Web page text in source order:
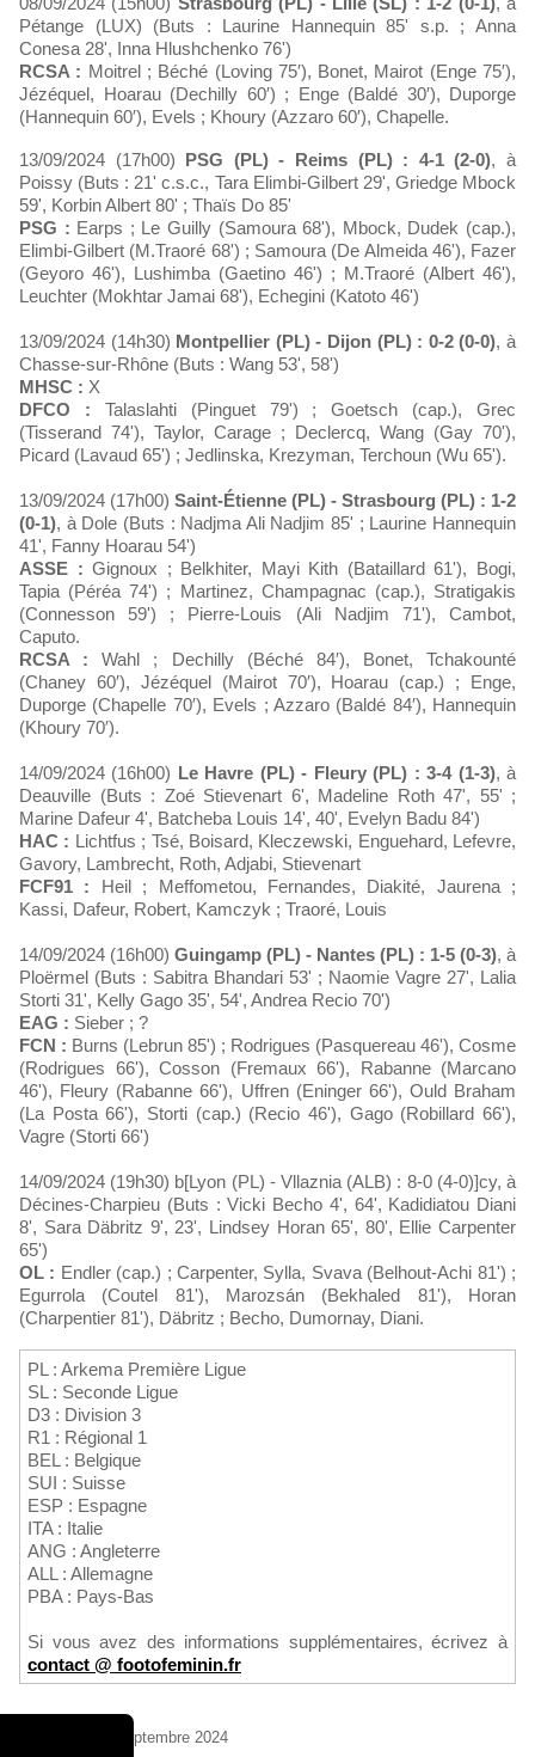
Pétange (LUX) (Buts : Laurine Hannequin 85' s.p. ; Anna
Conesa 28', Inna Hlushchenko 76')
RCSA : Moitrel ; Béché (Loving 75′), Bonet, Mairot (Enge 75′),
Jézéquel, Hoarau (Dechilly 60′) ; Enge (Baldé 30′), Duporge
(Hannequin 60′), Evels ; Khoury (Azzaro 60′), Chapelle.
13/09/2024 (17h00) PSG (PL) - Reims (PL) : 4-1 (2-0), à
Poissy (Buts : 21' c.s.c., Tara Elimbi-Gilbert 29', Griedge Mbock
59', Korbin Albert 80' ; Thaïs Do 85'
PSG : Earps ; Le Guilly (Samoura 68'), Mbock, Dudek (cap.),
Elimbi-Gilbert (M.Traoré 68') ; Samoura (De Almeida 46'), Fazer
(Geyoro 46'), Lushimba (Gaetino 46') ; M.Traoré (Albert 46'),
Leuchter (Mokhtar Jamai 68'), Echegini (Katoto 46')
13/09/2024 (14h30) Montpellier (PL) - Dijon (PL) : 0-2 (0-0), à
Chasse-sur-Rhône (Buts : Wang 53', 58')
MHSC : X
DFCO : Talaslahti (Pinguet 79') ; Goetsch (cap.), Grec
(Tisserand 74'), Taylor, Carage ; Declercq, Wang (Gay 70'),
Picard (Lavaud 65') ; Jedlinska, Krezyman, Terchoun (Wu 65').
13/09/2024 (17h00) Saint-Étienne (PL) - Strasbourg (PL) : 1-2
(0-1), à Dole (Buts : Nadjma Ali Nadjim 85' ; Laurine Hannequin
41', Fanny Hoarau 54')
ASSE : Gignoux ; Belkhiter, Mayi Kith (Bataillard 61'), Bogi,
Tapia (Péréa 74') ; Martinez, Champagnac (cap.), Stratigakis
(Connesson 59') ; Pierre-Louis (Ali Nadjim 71'), Cambot,
Caputo.
RCSA : Wahl ; Dechilly (Béché 84′), Bonet, Tchakounté
(Chaney 60′), Jézéquel (Mairot 70′), Hoarau (cap.) ; Enge,
Duporge (Chapelle 70′), Evels ; Azzaro (Baldé 84′), Hannequin
(Khoury 70′).
14/09/2024 (16h00) Le Havre (PL) - Fleury (PL) : 3-4 (1-3), à
Deauville (Buts : Zoé Stievenart 6', Madeline Roth 47', 55' ;
Marine Dafeur 4', Batcheba Louis 14', 40', Evelyn Badu 84')
HAC : Lichtfus ; Tsé, Boisard, Kleczewski, Enguehard, Lefevre,
Gavory, Lambrecht, Roth, Adjabi, Stievenart
FCF91 : Heil ; Meffometou, Fernandes, Diakité, Jaurena ;
Kassi, Dafeur, Robert, Kamczyk ; Traoré, Louis
14/09/2024 (16h00) Guingamp (PL) - Nantes (PL) : 1-5 (0-3), à
Ploërmel (Buts : Sabitra Bhandari 53' ; Naomie Vagre 27', Lalia
Storti 31', Kelly Gago 35', 54', Andrea Recio 70')
EAG : Sieber ; ?
FCN : Burns (Lebrun 85') ; Rodrigues (Pasquereau 46'), Cosme
(Rodrigues 66'), Cosson (Fremaux 66'), Rabanne (Marcano
46'), Fleury (Rabanne 66'), Uffren (Eninger 66'), Ould Braham
(La Posta 66'), Storti (cap.) (Recio 46'), Gago (Robillard 66'),
Vagre (Storti 66')
14/09/2024 (19h30) b[Lyon (PL) - Vllaznia (ALB) : 8-0 (4-0)]cy, à
Décines-Charpieu (Buts : Vicki Becho 4', 64', Kadidiatou Diani
8', Sara Däbritz 9', 23', Lindsey Horan 65', 80', Ellie Carpenter
65')
OL : Endler (cap.) ; Carpenter, Sylla, Svava (Belhout-Achi 81') ;
Egurrola (Coutel 81'), Marozsán (Bekhaled 81'), Horan
(Charpentier 81'), Däbritz ; Becho, Dumornay, Diani.
PL : Arkema Première Ligue
SL : Seconde Ligue
D3 : Division 3
R1 : Régional 1
BEL : Belgique
SUI : Suisse
ESP : Espagne
ITA : Italie
ANG : Angleterre
ALL : Allemagne
PBA : Pays-Bas
Si vous avez des informations supplémentaires, écrivez à
contact @ footofeminin.fr
Dimanche 15 Septembre 2024